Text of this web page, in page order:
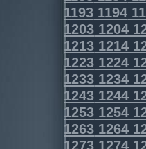
1193 1194
1203 1204
1213 1214
1223 1224
1233 1234
1243 1244
1253 1254
1263 1264
1273 1274